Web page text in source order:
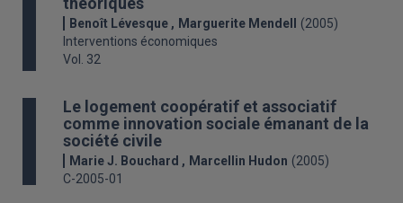
Benoît Lévesque Marguerite Mendell
(2005)
Interventions économiques
Vol. 32
Le logement coopératif et associatif
comme innovation sociale émanant de la
société civile
Marie J. Bouchard Marcellin Hudon (2005)
C-2005-01